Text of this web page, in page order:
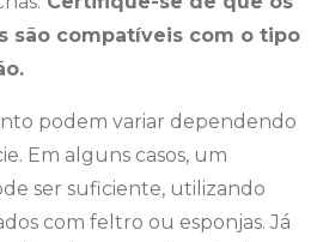
são compatíveis com o tipo
podem variar dependendo
Em alguns casos, um
ser suficiente, utilizando
com feltro ou esponjas. Já